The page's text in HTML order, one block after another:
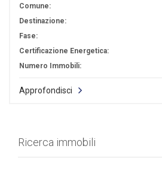
Comune:
Destinazione:
Fase:
Certificazione Energetica:
Numero Immobili:
Approfondisci
Ricerca immobili